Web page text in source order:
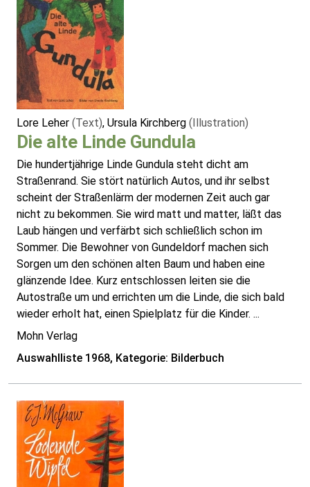
Lore Leher (Text), Ursula Kirchberg (Illustration)
Die alte Linde Gundula
Die hundertjährige Linde Gundula steht dicht am
Straßenrand. Sie stört natürlich Autos, und ihr selbst
scheint der Straßenlärm der modernen Zeit auch gar
nicht zu bekommen. Sie wird matt und matter, läßt das
Laub hängen und verfärbt sich schließlich schon im
Sommer. Die Bewohner von Gundeldorf machen sich
Sorgen um den schönen alten Baum und haben eine
glänzende Idee. Kurz entschlossen leiten sie die
Autostraße um und errichten um die Linde, die sich bald
wieder erholt hat, einen Spielplatz für die Kinder. ...
Mohn Verlag
Auswahlliste 1968, Kategorie: Bilderbuch